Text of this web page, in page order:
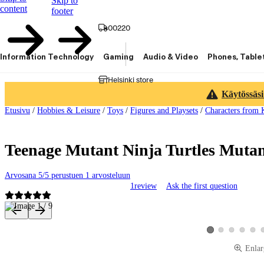
content
footer
00220
Helsinki store
Information Technology Gaming Audio & Video Phones,
Etusivu / Hobbies & Leisure / Toys / Figures and Playsets / Characters from
Teenage Mutant Ninja Turtles
Arvosana 5/5 perustuen 1 arvosteluun
1review Ask the first question
Product images and videos
View product image
View product image 2
View product
View View